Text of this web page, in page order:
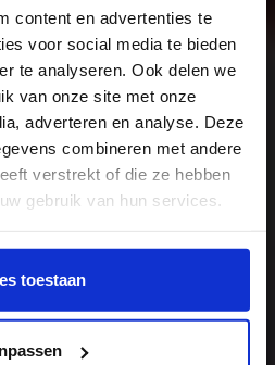
content en advertenties te
voor social media te bieden
te analyseren. Ook delen we
van onze site met onze
adverteren en analyse. Deze
combineren met andere
verstrekt of die ze hebben
gebruik van hun services.
aanpassen, bekijk dan
statement-en-
toestaan